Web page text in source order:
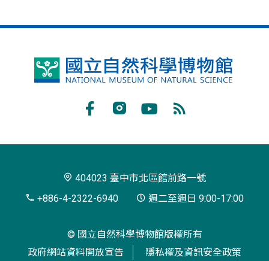
國
博
閱
404023 臺中市北區館前路一號
+886-4-2322-6940
週二至週日 9:00-17:00
© 國立自然科學博物館版權所有
政府網站資料開放宣告
隱私權及資訊安全政策